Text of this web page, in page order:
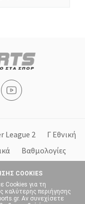
COOKIES
Cookies για τη
καλύτερης περιήγησης
Αν συνεχίσετε
League 2
Γ Εθνική
Βαθμολογίες